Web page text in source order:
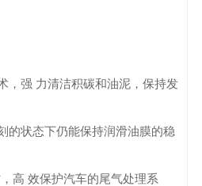
，强 力清洁积碳和油泥，保持发
的状态下仍能保持润滑油膜的稳
高 效保护汽车的尾气处理系